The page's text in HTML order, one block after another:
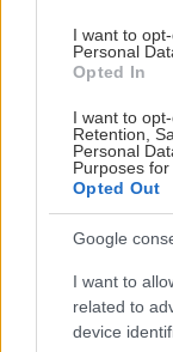
I want to
Personal
Opted In
I want to
Retention,
Personal
Purposes for
Opted Out
Google
I want to
related to
device
Δήμου Αθηναίων